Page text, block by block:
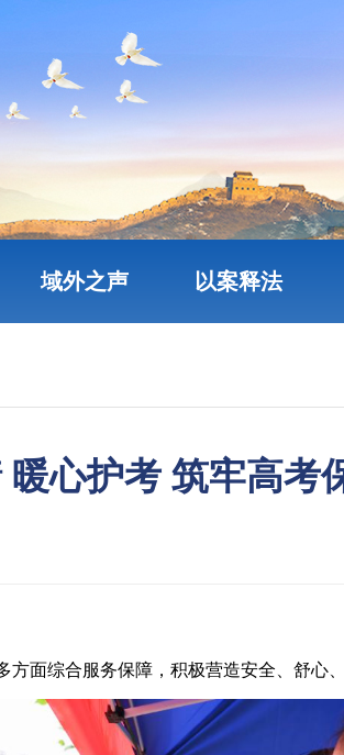
域外之声 以案释法
暖心护考 筑牢高考
综合服务保障，积极营造安全、舒心、